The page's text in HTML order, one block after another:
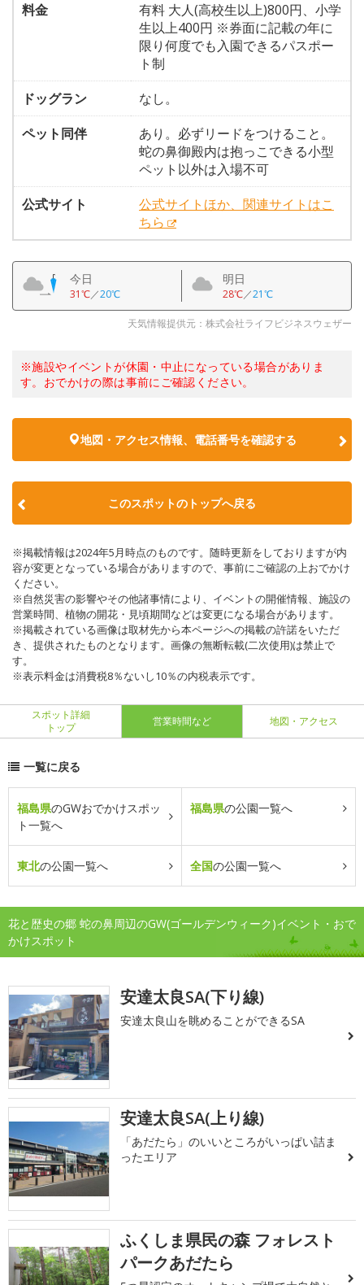
料金
有料 大人(高校生以上)800円、小学
生以上400円 ※券面に記載の年に
限り何度でも入園できるパスポー
ト制
ドッグラン
なし。
ペット同伴
あり。必ずリードをつけること。
蛇の鼻御殿内は抱っこできる小型
ペット以外は入場不可
公式サイト
公式サイトほか、関連サイトはこ
ちら
今日
31℃／20℃
明日
28℃／21℃
天気情報提供元：株式会社ライフビジネスウェザー
※施設やイベントが休園・中止になっている場合がありま
す。おでかけの際は事前にご確認ください。
地図・アクセス情報、電話番号を確認する
このスポットのトップへ戻る
※掲載情報は2024年5月時点のものです。随時更新をしておりますが内
容が変更となっている場合がありますので、事前にご確認の上おでかけ
ください。
※自然災害の影響やその他諸事情により、イベントの開催情報、施設の
営業時間、植物の開花・見頃期間などは変更になる場合があります。
※掲載されている画像は取材先から本ページへの掲載の許諾をいただ
き、提供されたものとなります。画像の無断転載(二次使用)は禁止で
す。
※表示料金は消費税8％ないし10％の内税表示です。
スポット詳細
トップ
営業時間など 地図・アクセス
一覧に戻る
福島県のGWおでかけスポッ
ト一覧へ
福島県の公園一覧へ
東北の公園一覧へ 全国の公園一覧へ
花と歴史の郷 蛇の鼻周辺のGW(ゴールデンウィーク)イベント・おで
かけスポット
安達太良SA(下り線)
安達太良山を眺めることができるSA
安達太良SA(上り線)
「あだたら」のいいところがいっぱい詰ま
ったエリア
ふくしま県民の森 フォレスト
パークあだたら